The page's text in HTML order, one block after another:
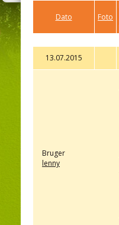
Dato Foto
13.07.2015
Bruger
lenny